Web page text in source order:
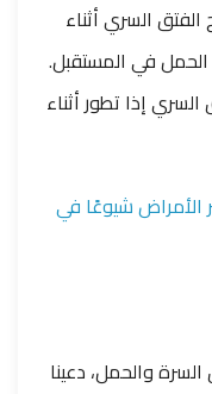
السري أثناء
في المستقبل.
إذا تطور أثناء
الأمراض شيوعًا في
والحمل، دعينا